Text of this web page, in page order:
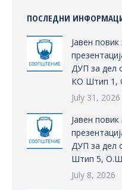
ПОСЛЕДНИ
Јавен
ДУП за дел
КО Штип 1,
July 31, 2026
Јавен
ДУП за дел
Штип 5,
July 8, 2026